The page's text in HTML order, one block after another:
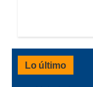
Lo último